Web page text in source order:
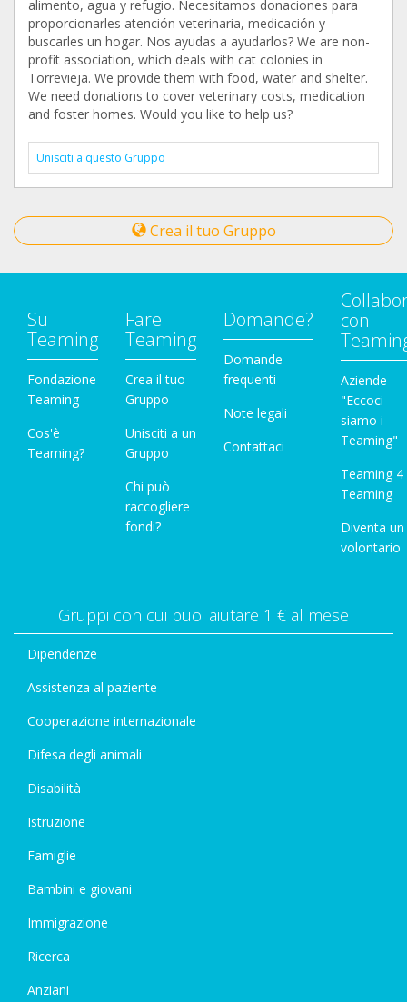
alimento, agua y refugio. Necesitamos donaciones para
proporcionarles atención veterinaria, medicación y
buscarles un hogar. Nos ayudas a ayudarlos? We are non-
profit association, which deals with cat colonies in
Torrevieja. We provide them with food, water and shelter.
We need donations to cover veterinary costs, medication
and foster homes. Would you like to help us?
Unisciti a questo Gruppo
Crea il tuo Gruppo
Su
Teaming
Fondazione
Teaming
Cos'è
Teaming?
Fare
Teaming
Crea il tuo
Gruppo
Unisciti a un
Gruppo
Chi può
raccogliere
fondi?
Domande?
Domande
frequenti
Note legali
Contattaci
con
Aziende
"Eccoci
siamo i
Teaming"
Teaming 4
Teaming
Diventa un
volontario
Gruppi con cui puoi aiutare 1 € al mese
Dipendenze
Assistenza al paziente
Cooperazione internazionale
Difesa degli animali
Disabilità
Istruzione
Famiglie
Bambini e giovani
Immigrazione
Ricerca
Anziani